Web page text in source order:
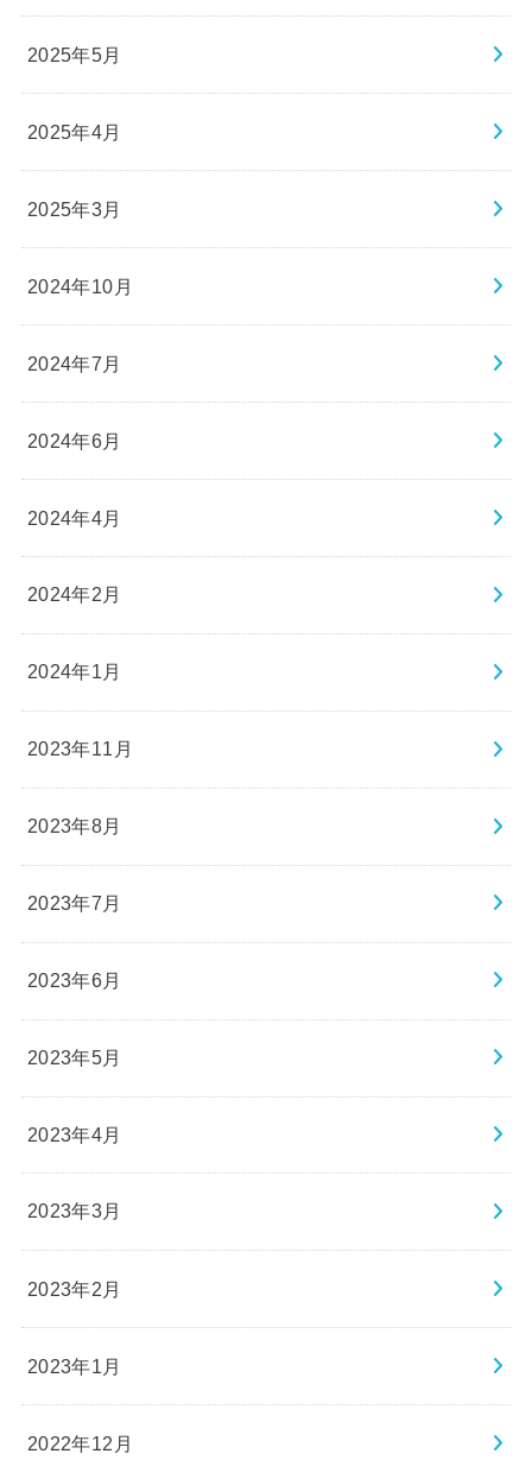
2025年5月
2025年4月
2025年3月
2024年10月
2024年7月
2024年6月
2024年4月
2024年2月
2024年1月
2023年11月
2023年8月
2023年7月
2023年6月
2023年5月
2023年4月
2023年3月
2023年2月
2023年1月
2022年12月